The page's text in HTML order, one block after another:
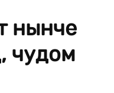
нынче
чудом